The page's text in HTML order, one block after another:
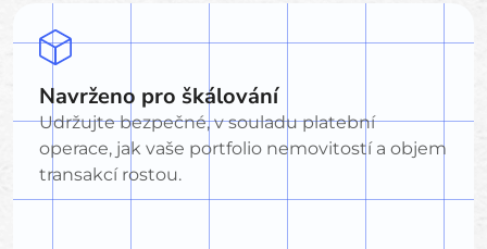
Navrženo pro škálování
Udržujte bezpečné, v souladu platební
operace, jak vaše portfolio nemovitostí a objem
transakcí rostou.